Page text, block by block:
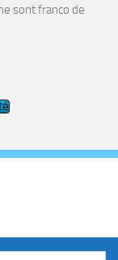
sont franco de